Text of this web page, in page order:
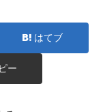
はてブ
ー